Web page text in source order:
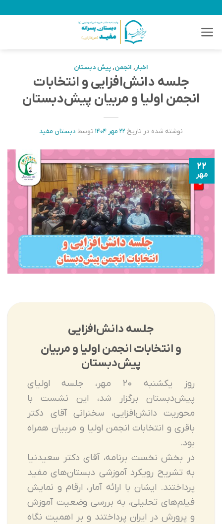
content
اخبار, انجمن,پیش دبستان
جلسه دانش‌افزایی و انتخابات
انجمن اولیا و مربیان پیش‌دبستان
نوشته شده در تاریخ ۲۲ مهر ۱۴۰۴ توسط دبستان مفید
۲۲
مهر
جلسه دانش‌افزایی
و انتخابات انجمن اولیا و مربیان
پیش‌دبستان
روز یکشنبه ۲۰ مهر، جلسه اولیای
پیش‌دبستان برگزار شد، این نشست با
محوریت دانش‌افزایی، سخنرانی آقای دکتر
باقری و انتخابات انجمن اولیا و مربیان همراه
بود.
در بخش نخست برنامه، آقای دکتر سعید‌نیا
به تشریح رویکرد آموزشی دبستان‌های مفید
پرداختند. ایشان با ارائه آمار، ارقام و نمایش
فیلم‌های تحلیلی، به بررسی وضعیت آموزش
و پرورش در ایران پرداختند و بر اهمیت نگاه